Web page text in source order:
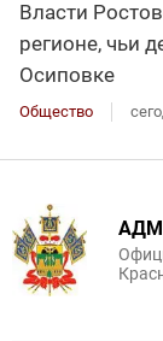
Власти
регионе, чьи
Осиповке
Общество